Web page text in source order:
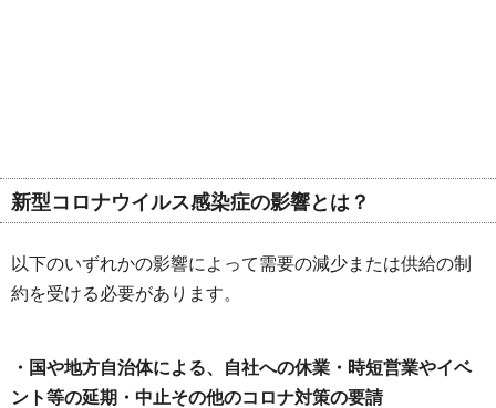
新型コロナウイルス感染症の影響とは？
以下のいずれかの影響によって需要の減少または供給の制
約を受ける必要があります。
・国や地方自治体による、自社への休業・時短営業やイベ
ント等の延期・中止その他のコロナ対策の要請